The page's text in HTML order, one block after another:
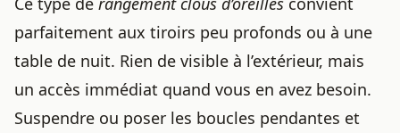
parfaitement aux tiroirs peu profonds ou à une
table de nuit. Rien de visible à l’extérieur, mais
un accès immédiat quand vous en avez besoin.
Suspendre ou poser les boucles pendantes et